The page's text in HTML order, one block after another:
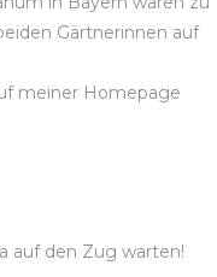
Gärtnerinnen auf
meiner Homepage
auf den Zug warten!